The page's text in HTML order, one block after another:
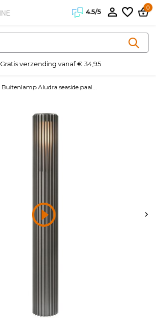
4.5/5
0
Gratis verzending vanaf € 34,95
Buitenlamp Aludra seaside paal...